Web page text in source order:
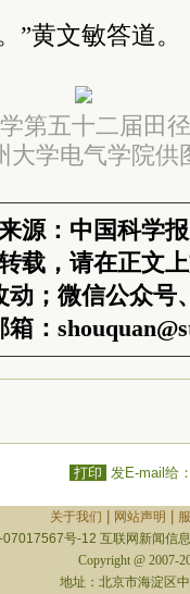
”黄文敏答道。
第五十二届田
大学电气学院供
源：中国科学
载，请在正文
；微信公众号
：
打印 发E-mail给
关于我们 网站声明
07017567号-12 互联网新闻信
Copyright @ 2007-
地址：北京市海淀区